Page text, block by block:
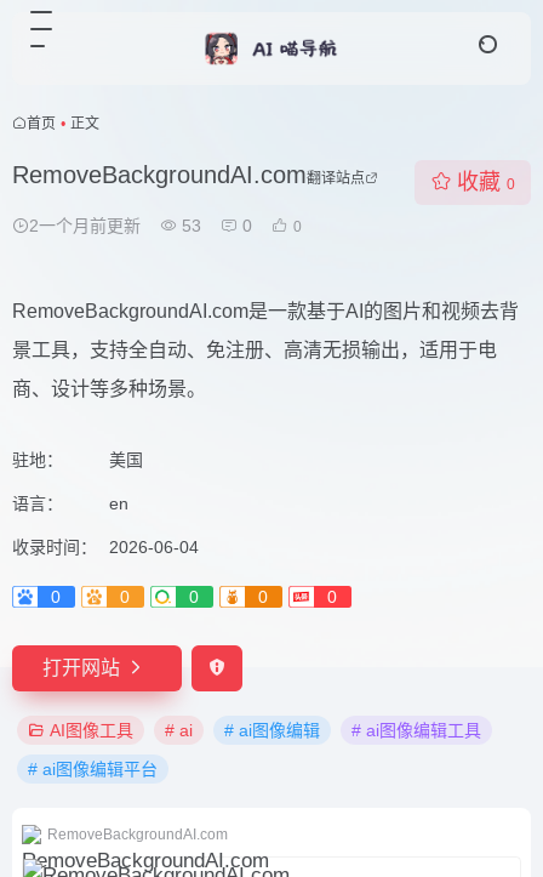
首页 • 正文
RemoveBackgroundAI.com翻译站点
2一个月前更新 53 0 0
收藏 0
RemoveBackgroundAI.com是一款基于AI的图片和视频去背
景工具，支持全自动、免注册、高清无损输出，适用于电
商、设计等多种场景。
驻地： 美国
语言： en
收录时间： 2026-06-04
0 0 0 0 0
打开网站
AI图像工具 # ai # ai图像编辑
# ai图像编辑工具
# ai图像编辑平台
RemoveBackgroundAI.com